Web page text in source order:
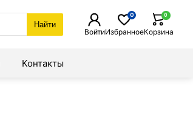
Найти
ВойтиИзбранное
0
Корзина
0
Контакты